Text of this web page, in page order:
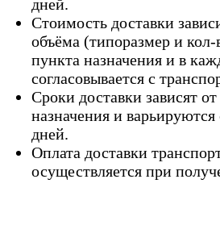
дней.
Стоимость доставки
объёма (типоразмер и кол-
пункта назначения и в
согласовывается с
Сроки доставки зависят
назначения и
дней.
Оплата доставки
осуществляется при